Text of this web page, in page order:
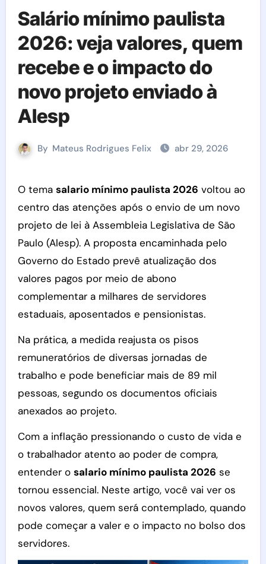
Salário mínimo paulista
2026: veja valores, quem
recebe e o impacto do
novo projeto enviado à
Alesp
By Mateus Rodrigues Felix abr 29, 2026
O tema salario mínimo paulista 2026 voltou ao
centro das atenções após o envio de um novo
projeto de lei à Assembleia Legislativa de São
Paulo (Alesp). A proposta encaminhada pelo
Governo do Estado prevê atualização dos
valores pagos por meio de abono
complementar a milhares de servidores
estaduais, aposentados e pensionistas.
Na prática, a medida reajusta os pisos
remuneratórios de diversas jornadas de
trabalho e pode beneficiar mais de 89 mil
pessoas, segundo os documentos oficiais
anexados ao projeto.
Com a inflação pressionando o custo de vida e
o trabalhador atento ao poder de compra,
entender o salario mínimo paulista 2026 se
tornou essencial. Neste artigo, você vai ver os
novos valores, quem será contemplado, quando
pode começar a valer e o impacto no bolso dos
servidores.